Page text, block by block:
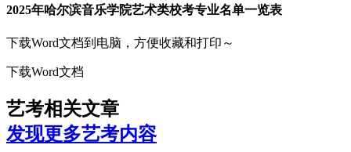
2025年哈尔滨音乐学院艺术类校考专业名单一览表
下载Word文档到电脑，方便收藏和打印～
下载Word文档
艺考相关文章
发现更多艺考内容